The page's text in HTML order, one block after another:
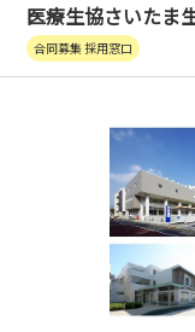
医療生協さいたま
合同募集 採用窓口